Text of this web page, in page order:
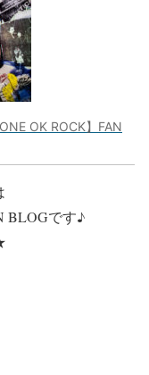
OK ROCK】FAN
BLOGです♪